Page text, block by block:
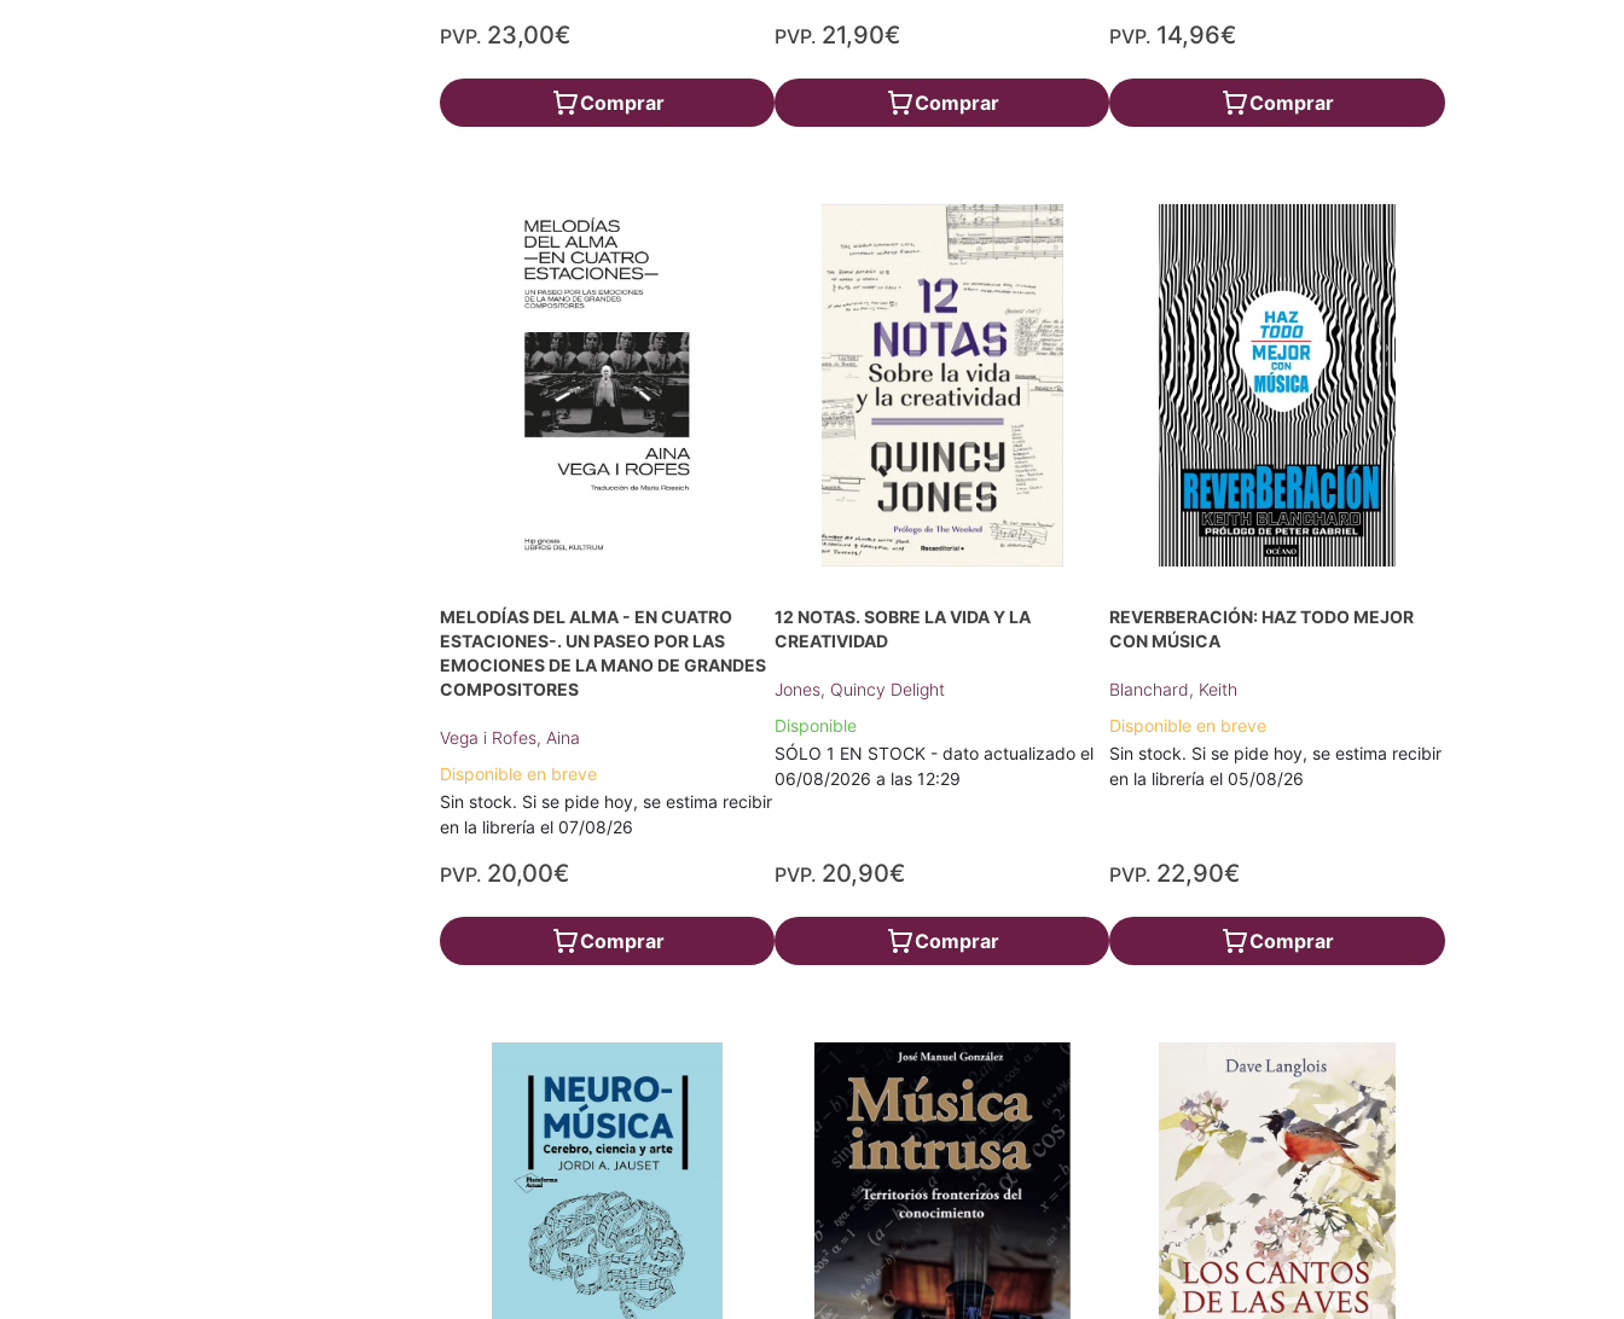
PVP. 23,00€
Comprar
PVP. 21,90€
Comprar
PVP. 14,96€
Comprar
MELODÍAS DEL ALMA - EN CUATRO
ESTACIONES-. UN PASEO POR LAS
EMOCIONES DE LA MANO DE GRANDES
COMPOSITORES
Vega i Rofes, Aina
Disponible en breve
Sin stock. Si se pide hoy, se estima recibir
en la librería el 07/08/26
PVP. 20,00€
Comprar
12 NOTAS. SOBRE LA VIDA Y LA
CREATIVIDAD
Jones, Quincy Delight
Disponible
SÓLO 1 EN STOCK - dato actualizado el
06/08/2026 a las 12:29
PVP. 20,90€
Comprar
REVERBERACIÓN: HAZ TODO MEJOR
CON MÚSICA
Blanchard, Keith
Disponible en breve
Sin stock. Si se pide hoy, se estima recibir
en la librería el 05/08/26
PVP. 22,90€
Comprar